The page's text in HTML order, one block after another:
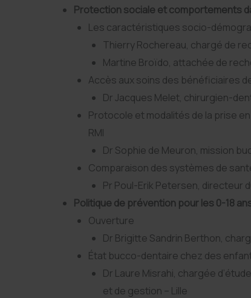
Protection sociale et comportements
Les caractéristiques socio-
Thierry Rochereau, chargé de
Martine Broïdo, attachée de
Accès aux soins des bénéficiaires
Dr Jacques Melet, chirurgien-
Protocole et modalités de la prise
RMI
Dr Sophie de Meuron, mission
Comparaison des systèmes de
Pr Poul-Erik Petersen, directeur
Politique de prévention pour les 0-18
Ouverture
Dr Brigitte Sandrin Berthon,
État bucco-dentaire chez des
Dr Laure Misrahi, chargée
et de gestion – Lille